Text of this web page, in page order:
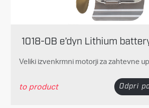
1018-OB e’dyn Lithium
Veliki izvenkrmni motorji za zahtevne
to product Odpri